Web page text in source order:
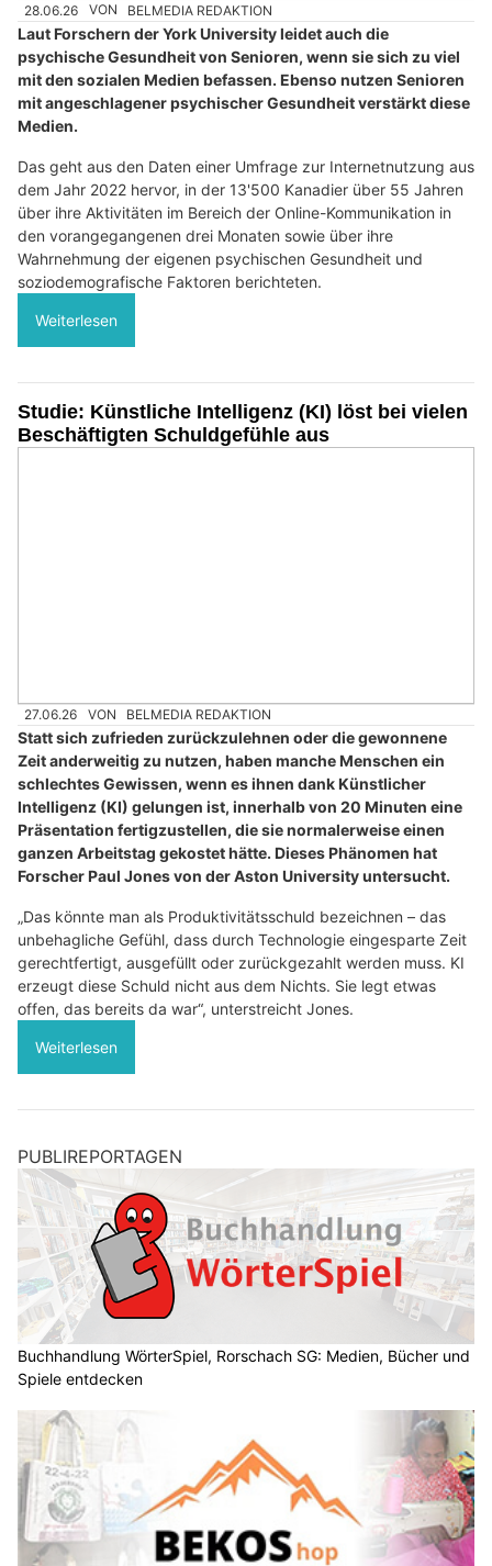
28.06.26 VON BELMEDIA REDAKTION
Laut Forschern der York University leidet auch die
psychische Gesundheit von Senioren, wenn sie sich zu viel
mit den sozialen Medien befassen. Ebenso nutzen Senioren
mit angeschlagener psychischer Gesundheit verstärkt diese
Medien.
Das geht aus den Daten einer Umfrage zur Internetnutzung aus
dem Jahr 2022 hervor, in der 13'500 Kanadier über 55 Jahren
über ihre Aktivitäten im Bereich der Online-Kommunikation in
den vorangegangenen drei Monaten sowie über ihre
Wahrnehmung der eigenen psychischen Gesundheit und
soziodemografische Faktoren berichteten.
Weiterlesen
Studie: Künstliche Intelligenz (KI) löst bei vielen
Beschäftigten Schuldgefühle aus
27.06.26 VON BELMEDIA REDAKTION
Statt sich zufrieden zurückzulehnen oder die gewonnene
Zeit anderweitig zu nutzen, haben manche Menschen ein
schlechtes Gewissen, wenn es ihnen dank Künstlicher
Intelligenz (KI) gelungen ist, innerhalb von 20 Minuten eine
Präsentation fertigzustellen, die sie normalerweise einen
ganzen Arbeitstag gekostet hätte. Dieses Phänomen hat
Forscher Paul Jones von der Aston University untersucht.
„Das könnte man als Produktivitätsschuld bezeichnen – das
unbehagliche Gefühl, dass durch Technologie eingesparte Zeit
gerechtfertigt, ausgefüllt oder zurückgezahlt werden muss. KI
erzeugt diese Schuld nicht aus dem Nichts. Sie legt etwas
offen, das bereits da war“, unterstreicht Jones.
Weiterlesen
PUBLIREPORTAGEN
Buchhandlung WörterSpiel, Rorschach SG: Medien, Bücher und
Spiele entdecken